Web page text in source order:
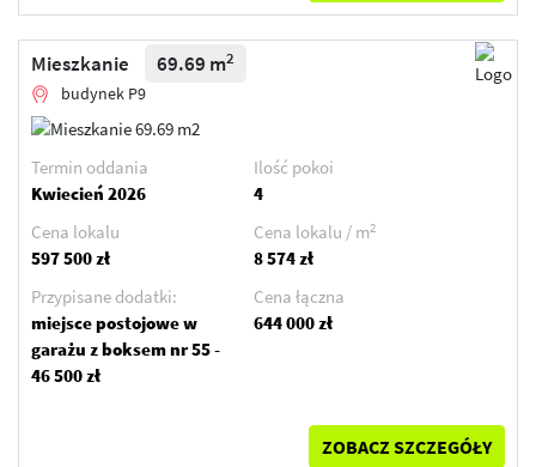
Mieszkanie 69.69 m2
budynek P9
Termin oddania
Kwiecień 2026
Ilość pokoi
4
Cena lokalu
597 500 zł
Cena lokalu / m2
8 574 zł
Przypisane dodatki:
miejsce postojowe w
garażu z boksem nr 55 -
46 500 zł
Cena łączna
644 000 zł
ZOBACZ SZCZEGÓŁY